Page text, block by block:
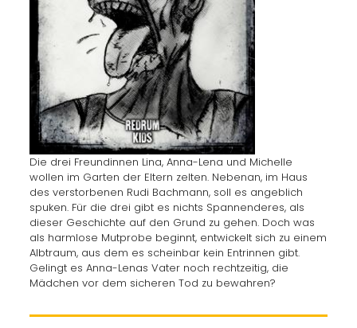
Die drei Freundinnen Lina, Anna-Lena und Michelle
wollen im Garten der Eltern zelten. Nebenan, im Haus
des verstorbenen Rudi Bachmann, soll es angeblich
spuken. Für die drei gibt es nichts Spannenderes, als
dieser Geschichte auf den Grund zu gehen. Doch was
als harmlose Mutprobe beginnt, entwickelt sich zu einem
Albtraum, aus dem es scheinbar kein Entrinnen gibt.
Gelingt es Anna-Lenas Vater noch rechtzeitig, die
Mädchen vor dem sicheren Tod zu bewahren?